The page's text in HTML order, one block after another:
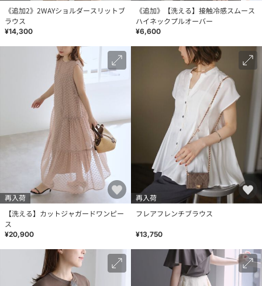
《追加2》2WAYショルダースリットブ
ラウス
¥14,300
《追加》【洗える】接触冷感スムース
ハイネックプルオーバー
¥6,600
再入荷
【洗える】カットジャガードワンピー
ス
¥20,900
再入荷
フレアフレンチブラウス
¥13,750